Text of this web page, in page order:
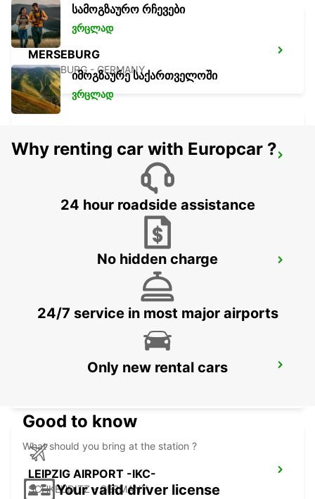
MERSEBURG
MERSEBURG - GERMANY
HALLE SAALE
HALLE SAALE - GERMANY
LEIPZIG AIRPORT -IKC-
SCHKEUDITZ - GERMANY
სამოგზაურო რჩევები
ვრცლად
იმოგზაურე საქართველოში
ვრცლად
Why renting car with Europcar ?
24 hour roadside assistance
No hidden charge
24/7 service in most major airports
Only new rental cars
Good to know
What should you bring at the station ?
Your valid driver license